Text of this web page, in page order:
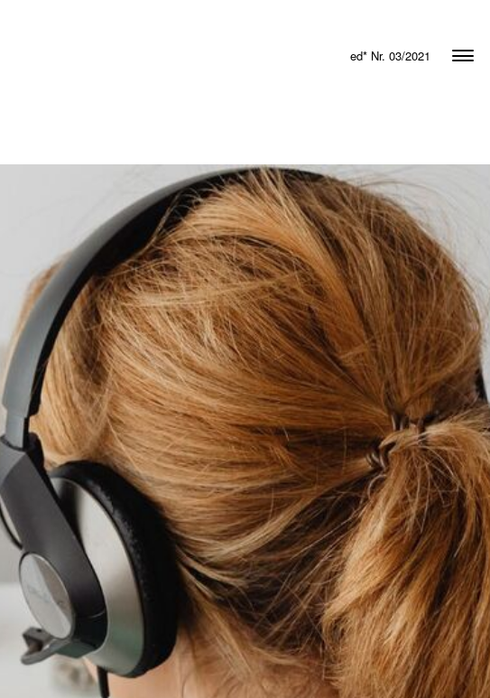
ed* Nr. 03/2021